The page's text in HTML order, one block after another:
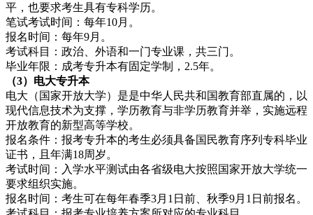
平，也要求考生具有专科学历。
笔试考试时间：每年10月。
报名时间：每年9月。
考试科目：政治、外语和一门专业课，共三门。
毕业年限：成考专升本有固定学制，2.5年。
（3）电大专升本
电大（国家开放大学）是是中华人民共和国教育部直属的，以
现代信息技术为支撑，学历教育与非学历教育并举，实施远程
开放教育的新型高等学校。
报名条件：报考专升本的考生必须具备国民教育序列专科毕业
证书，且年满18周岁。
考试时间：入学水平测试由各省级电大按照国家开放大学统一
要求组织实施。
报名时间：考生可在每年春季3月1日前、秋季9月1日前报名。